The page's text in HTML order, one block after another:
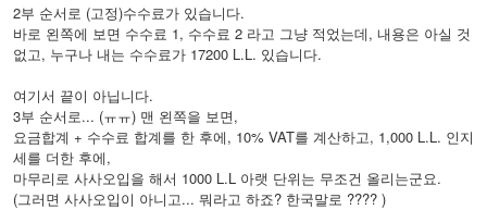
2부 순서로 (고정)수수료가 있습니다.
바로 왼쪽에 보면 수수료 1, 수수료 2 라고 그냥 적었는데, 내용은 아실 것
없고, 누구나 내는 수수료가 17200 L.L. 있습니다.
여기서 끝이 아닙니다.
3부 순서로... (ㅠㅠ) 맨 왼쪽을 보면,
요금합계 + 수수료 합계를 한 후에, 10% VAT를 계산하고, 1,000 L.L. 인지
세를 더한 후에,
마무리로 사사오입을 해서 1000 L.L 아랫 단위는 무조건 올리는군요.
(그러면 사사오입이 아니고... 뭐라고 하죠? 한국말로 ???? )